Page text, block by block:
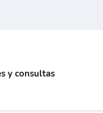
y consultas